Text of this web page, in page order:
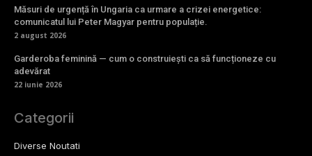
Măsuri de urgență în Ungaria ca urmare a crizei energetice:
comunicatul lui Peter Magyar pentru populație.
2 august 2026
Garderoba feminină — cum o construiești ca să funcționeze cu
adevărat
22 iunie 2026
Categorii
Diverse Noutati